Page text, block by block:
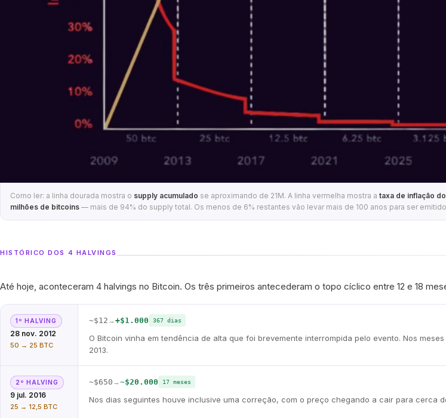
Como ler: a linha dourada mostra o supply acumulado se aproximando de 21M. A linha vermelha mostra a taxa de inflação
milhões de bitcoins — mais de 94% do supply total. Os menos de 6% restantes vão levar mais de 100 anos para ser
HISTÓRICO DOS 4 HALVINGS
Até hoje, aconteceram 4 halvings no Bitcoin. Os três primeiros antecederam o topo cíclico entre 12 e 18
1º HALVING
28 nov. 2012
50 → 25 BTC
~$12 →+$1.000 367 dias
O Bitcoin vinha em tendência de alta que foi brevemente interrompida pelo evento. Nos
2013.
2º HALVING
9 jul. 2016
25 → 12,5 BTC
~$650 →~$20.000 17 meses
Nos dias seguintes houve inclusive uma correção, com o preço chegando a cair para cerca